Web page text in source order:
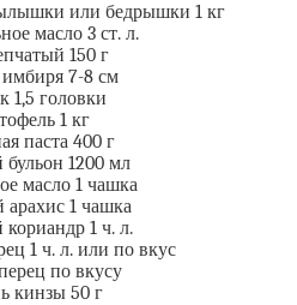
или бедрышки 1 кг
масло 3 ст. л.
150 г
7-8 см
1,5 головки
1 кг
паста 400 г
1200 мл
масло 1 чашка
1 чашка
1 ч. л.
1 ч. л. или по вкус
по вкусу
кинзы 50 г